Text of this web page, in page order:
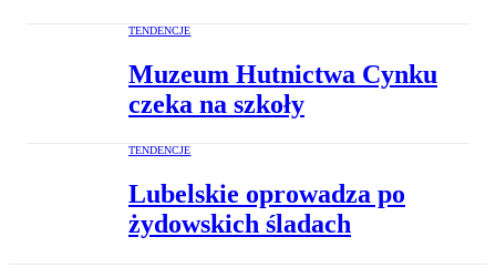
TENDENCJE
Muzeum Hutnictwa Cynku
czeka na szkoły
TENDENCJE
Lubelskie oprowadza po
żydowskich śladach